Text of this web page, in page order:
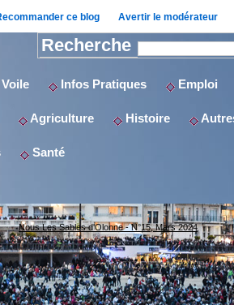
ce blog Avertir le modérateur
Recherche
Voile Infos Pratiques Emploi
Agriculture Histoire
Santé
Nous Les Sables d'Olonne - N°15, Mars 2024